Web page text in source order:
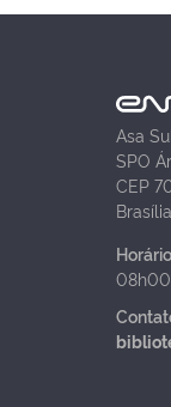
Asa Sul
SPO
CEP